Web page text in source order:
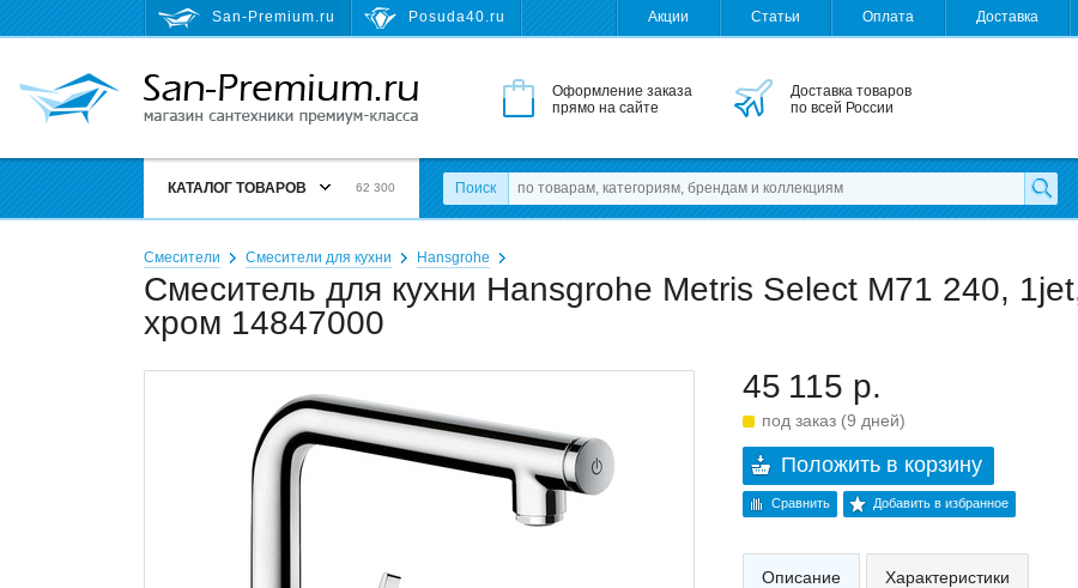
San-Premium.ru Posuda40.ru Акции Статьи Оплата Доставка
Оформление заказа
прямо на сайте
Доставка товаров
по всей России
КАТАЛОГ ТОВАРОВ 62 300 Поиск
Смесители Смесители для кухни Hansgrohe
Смеситель для кухни Hansgrohe Metris Select M71 240,
хром 14847000
45 115 р.
под заказ (9 дней)
Положить в корзину
Сравнить Добавить в избранное
Описание Характеристики